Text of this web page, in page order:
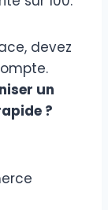
devez
un
?